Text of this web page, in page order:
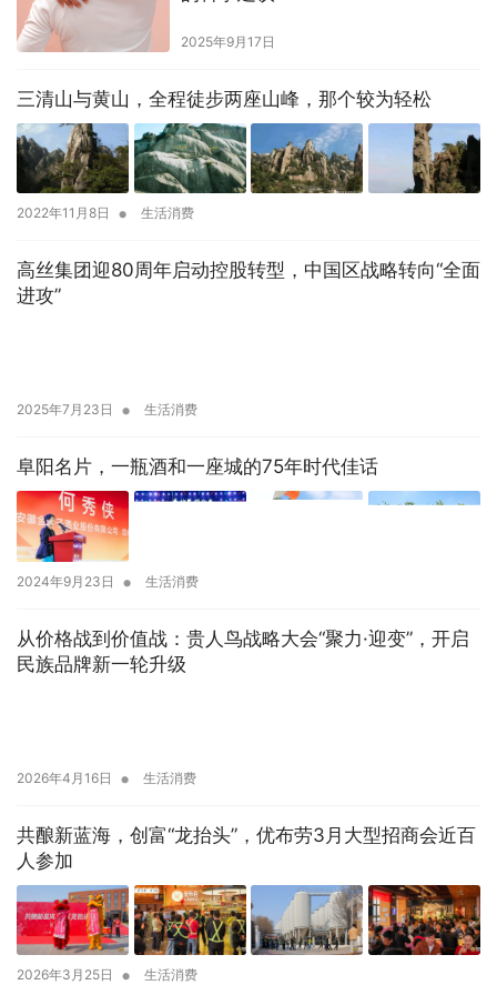
2025年9月17日
三清山与黄山，全程徒步两座山峰，那个较为轻松
2022年11月8日 • 生活消费
高丝集团迎80周年启动控股转型，中国区战略转向“全面
进攻”
2025年7月23日 • 生活消费
阜阳名片，一瓶酒和一座城的75年时代佳话
2024年9月23日 • 生活消费
从价格战到价值战：贵人鸟战略大会“聚力·迎变”，开启
民族品牌新一轮升级
2026年4月16日 • 生活消费
共酿新蓝海，创富“龙抬头”，优布劳3月大型招商会近百
人参加
2026年3月25日 • 生活消费